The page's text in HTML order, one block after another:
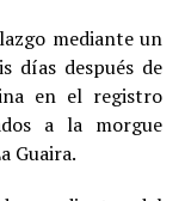
mediante un
días después de
en el registro
a la morgue
Guaira.